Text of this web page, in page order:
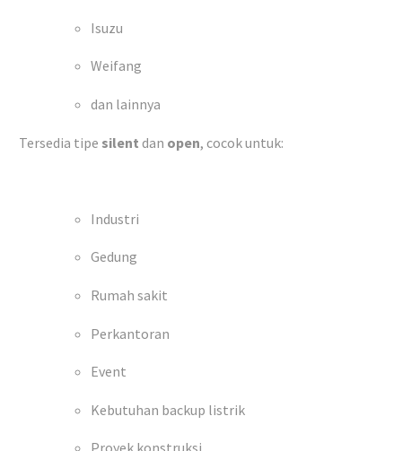
Isuzu
Weifang
dan lainnya
Tersedia tipe silent dan open, cocok untuk:
Industri
Gedung
Rumah sakit
Perkantoran
Event
Kebutuhan backup listrik